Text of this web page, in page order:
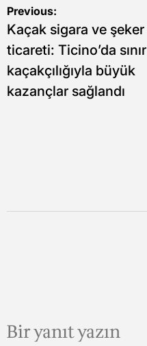
Yazı
gezinmesi
Previous:
Kaçak sigara ve şeker
ticareti: Ticino’da sınır
kaçakçılığıyla büyük
kazançlar sağlandı
Bir yanıt yazın